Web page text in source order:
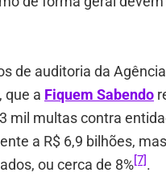
de auditoria da
que a Fiquem Sabendo
mil multas contra
a R$ 6,9 bilhões,
ou cerca de 8%[7].